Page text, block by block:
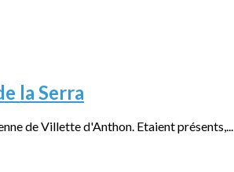
la Serra
de Villette d'Anthon. Etaient présents,...